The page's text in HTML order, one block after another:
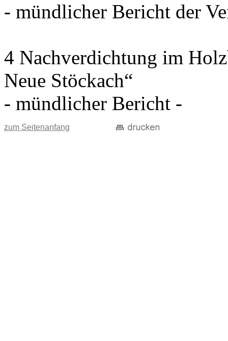
- mündlicher Bericht der
4 Nachverdichtung im
Neue Stöckach“
- mündlicher Bericht -
zum Seitenanfang